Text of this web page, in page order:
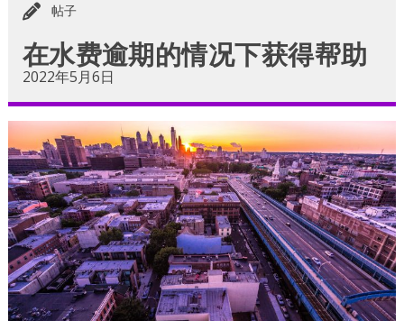
帖子
在水费逾期的情况下获得帮助
2022年5月6日